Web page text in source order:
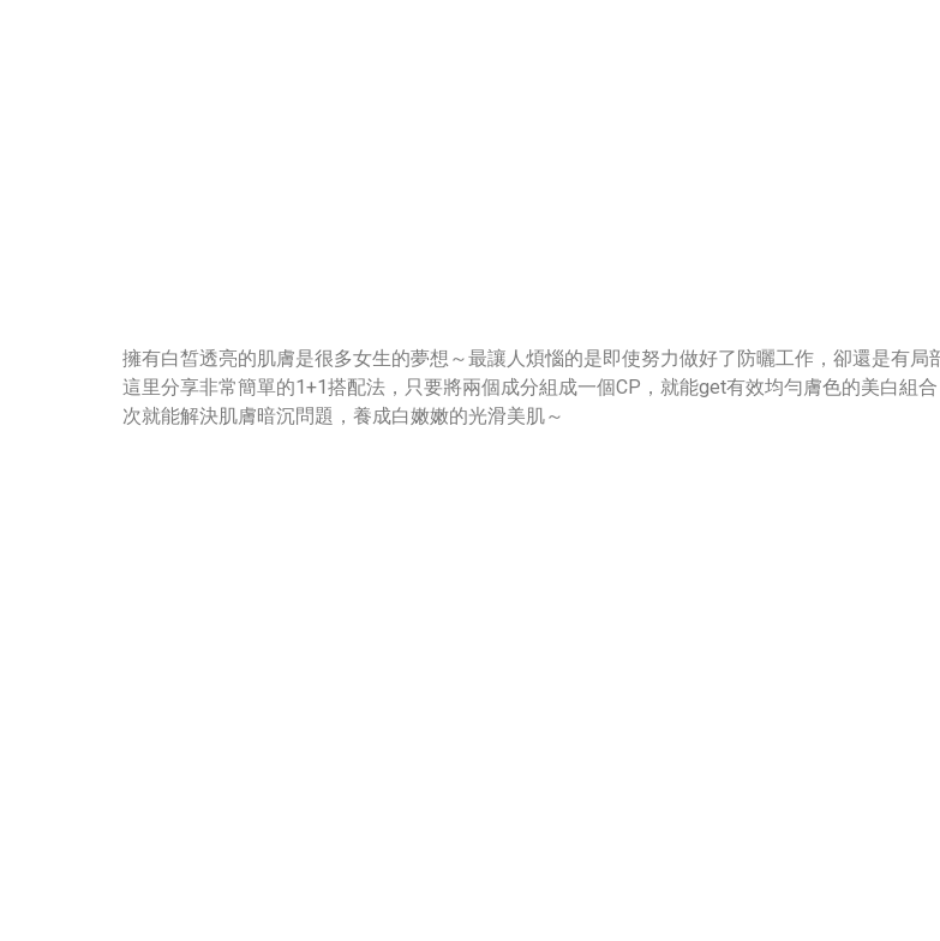
擁有白皙透亮的肌膚是很多女生的夢想～最讓人煩惱的是即使努力做好了防曬工作，卻還是有局
這里分享非常簡單的1+1搭配法，只要將兩個成分組成一個CP，就能get有效均勻膚色的美白組
次就能解決肌膚暗沉問題，養成白嫩嫩的光滑美肌～